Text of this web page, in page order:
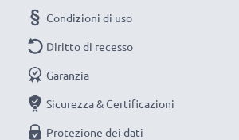
rapida e 3 anni di garanzia!
Condizioni di uso
Diritto di recesso
Garanzia
Sicurezza & Certificazioni
Protezione dei dati